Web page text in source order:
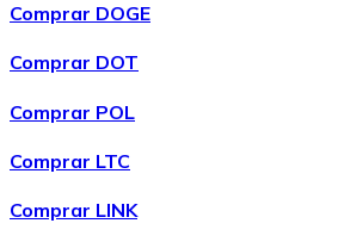
XRP
Comprar DOGE
Comprar DOT
Comprar POL
Comprar LTC
Comprar LINK